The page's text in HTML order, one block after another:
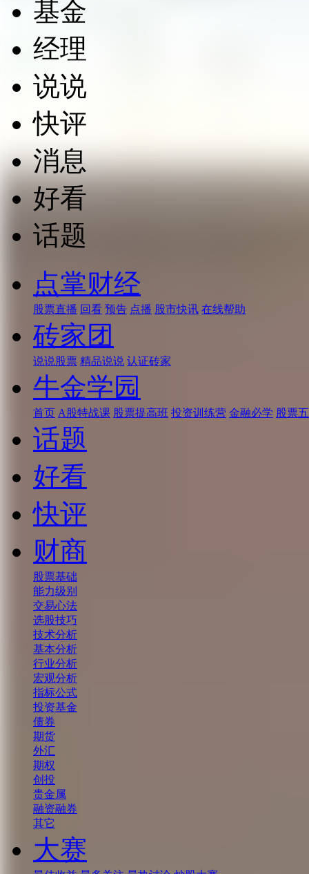
基金
经理
说说
快评
消息
好看
话题
点掌财经
股票直播 回看 预告 点播 股市快讯 在线帮助
砖家团
说说股票 精品说说 认证砖家
牛金学园
首页 A股特战课 股票提高班 投资训练营 金融必学 股票
话题
好看
快评
财商
股票基础
能力级别
交易心法
选股技巧
技术分析
基本分析
行业分析
宏观分析
指标公式
投资基金
债券
期货
外汇
期权
创投
贵金属
融资融券
其它
大赛